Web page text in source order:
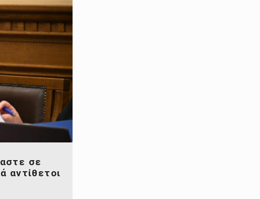
σε
αντίθετοι